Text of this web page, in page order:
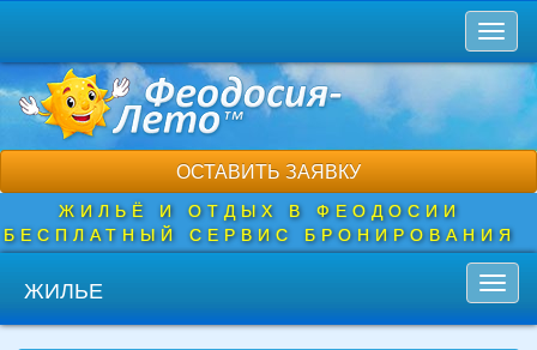
основному
содержанию
ОСТАВИТЬ ЗАЯВКУ
ЖИЛЬЁ И ОТДЫХ В ФЕОДОСИИ
БЕСПЛАТНЫЙ СЕРВИС БРОНИРОВАНИЯ
ЖИЛЬЕ